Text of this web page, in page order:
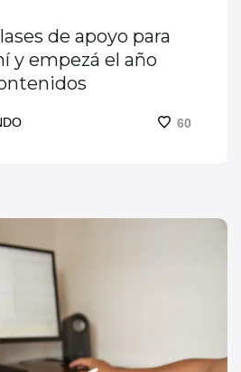
de apoyo para
y empezá el año
60